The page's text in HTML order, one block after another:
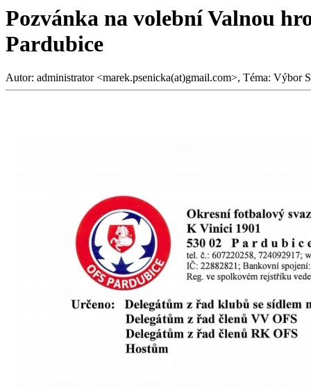
Pozvánka na volební Valnou
Pardubice
Autor: administrator <marek.psenicka(at)gmail.com>, Téma: Výbor